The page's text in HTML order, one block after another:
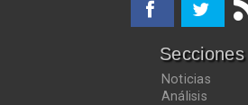
Secciones
Noticias
Análisis